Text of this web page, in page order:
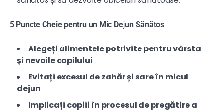
5 Puncte Cheie pentru un Mic Dejun Sănătos
Alegeți alimentele potrivite pentru vârsta
și nevoile copilului
Evitați excesul de zahăr și sare în micul
dejun
Implicați copiii în procesul de pregătire a